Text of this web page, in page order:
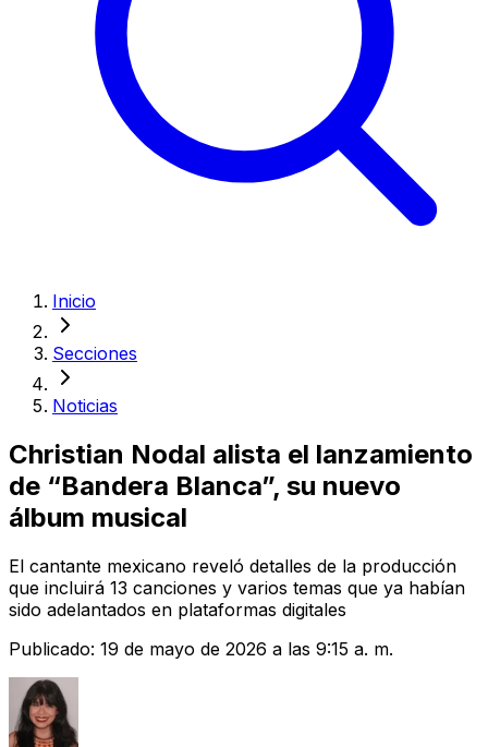
Inicio
Secciones
Noticias
Christian Nodal alista el lanzamiento
de “Bandera Blanca”, su nuevo
álbum musical
El cantante mexicano reveló detalles de la producción
que incluirá 13 canciones y varios temas que ya habían
sido adelantados en plataformas digitales
Publicado: 19 de mayo de 2026 a las 9:15 a. m.